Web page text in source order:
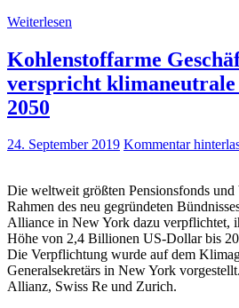
Weiterlesen
Kohlenstoffarme
verspricht
2050
24. September 2019 Kommentar
Die weltweit größten Pensionsfonds und
Rahmen des neu gegründeten
Alliance in New York dazu verpflichtet,
Höhe von 2,4 Billionen US-Dollar bis
Die Verpflichtung wurde auf dem
Generalsekretärs in New York
Allianz, Swiss Re und Zurich.